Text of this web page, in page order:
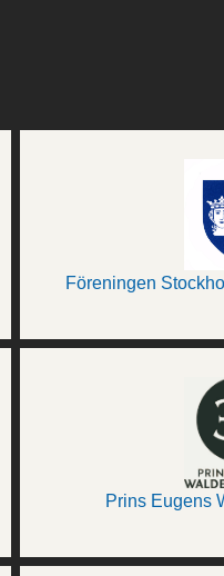
Föreningen
Prins Eugens